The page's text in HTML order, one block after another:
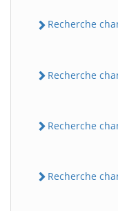
Recherche
Recherche
Recherche
Recherche